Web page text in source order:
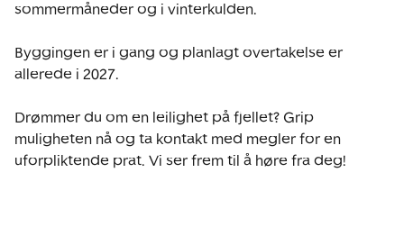
sommermåneder og i vinterkulden.
Byggingen er i gang og planlagt overtakelse er
allerede i 2027.
Drømmer du om en leilighet på fjellet? Grip
muligheten nå og ta kontakt med megler for en
uforpliktende prat. Vi ser frem til å høre fra deg!